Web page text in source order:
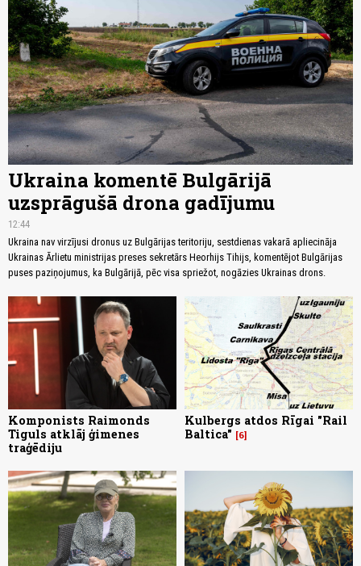
Ukraina komentē Bulgārijā
uzsprāgušā drona gadījumu
12:44
Ukraina nav virzījusi dronus uz Bulgārijas teritoriju, sestdienas vakarā apliecināja
Ukrainas Ārlietu ministrijas preses sekretārs Heorhijs Tihijs, komentējot Bulgārijas
puses paziņojumus, ka Bulgārijā, pēc visa spriežot, nogāzies Ukrainas drons.
Komponists Raimonds
Tiguls atklāj ģimenes
traģēdiju
Kulbergs atdos Rīgai "Rail
Baltica"
6